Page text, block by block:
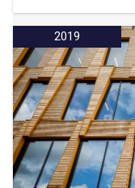
2019